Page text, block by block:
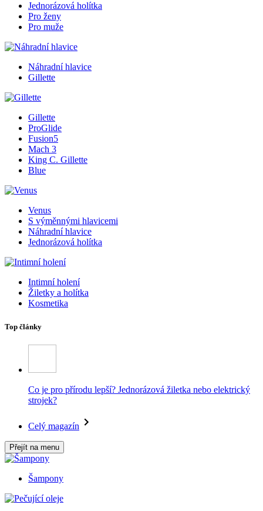
Jednorázová holítka
Pro ženy
Pro muže
Náhradní hlavice
Gillette
Gillette
ProGlide
Fusion5
Mach 3
King C. Gillette
Blue
Venus
S výměnnými hlavicemi
Náhradní hlavice
Jednorázová holítka
Intimní holení
Žiletky a holítka
Kosmetika
Top články
Co je pro přírodu lepší? Jednorázová žiletka nebo elektrický
strojek?
Celý magazín
Přejít na menu
Šampony